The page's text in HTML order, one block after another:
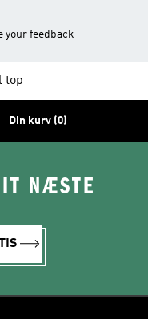
your feedback
top
Din kurv (0)
NÆSTE